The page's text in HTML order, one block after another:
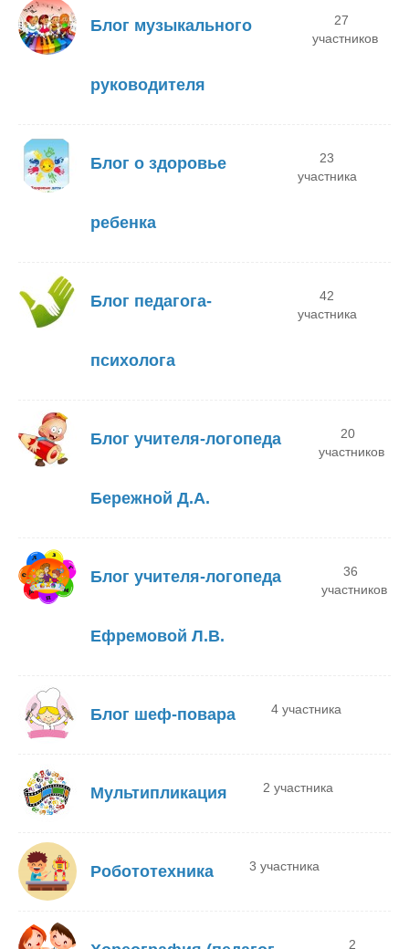
Блог музыкального
руководителя
27
участников
Блог о здоровье
ребенка
23
участника
Блог педагога-
психолога
42
участника
Блог учителя-логопеда
Бережной Д.А.
20
участников
Блог учителя-логопеда
Ефремовой Л.В.
36
участников
Блог шеф-повара 4 участника
Мультипликация 2 участника
Робототехника 3 участника
2